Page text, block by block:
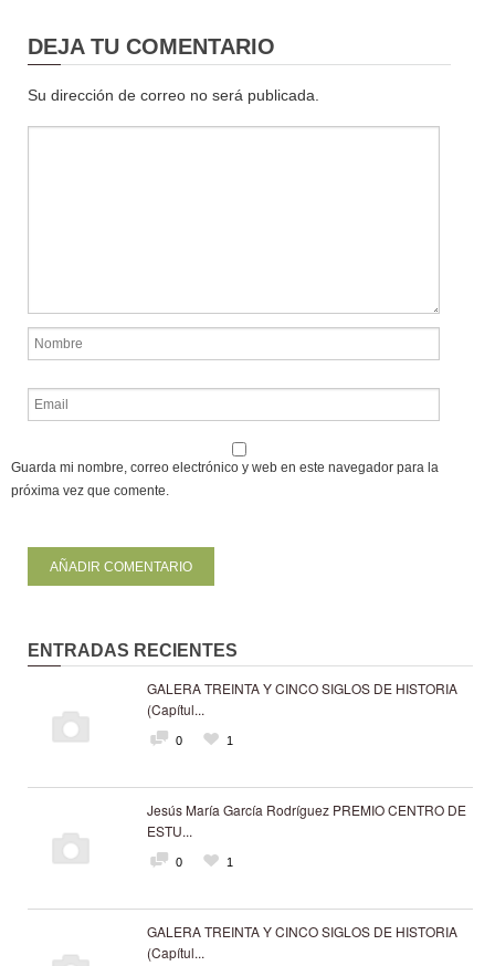
DEJA TU COMENTARIO
Su dirección de correo no será publicada.
Guarda mi nombre, correo electrónico y web en este navegador para la
próxima vez que comente.
ENTRADAS RECIENTES
GALERA TREINTA Y CINCO SIGLOS DE HISTORIA
(Capítul...
0 1
Jesús María García Rodríguez PREMIO CENTRO DE
ESTU...
0 1
GALERA TREINTA Y CINCO SIGLOS DE HISTORIA
(Capítul...